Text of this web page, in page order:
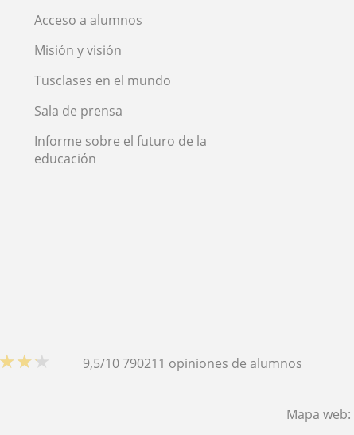
Acceso a alumnos
Misión y visión
Tusclases en el mundo
Sala de prensa
Informe sobre el futuro de la
educación
9,5/10790211 opiniones de alumnos
Mapa web: